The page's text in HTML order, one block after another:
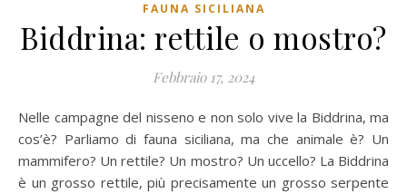
FAUNA SICILIANA
Biddrina: rettile o mostro?
Febbraio 17, 2024
Nelle campagne del nisseno e non solo vive la Biddrina, ma
cos’è? Parliamo di fauna siciliana, ma che animale è? Un
mammifero? Un rettile? Un mostro? Un uccello? La Biddrina
è un grosso rettile, più precisamente un grosso serpente